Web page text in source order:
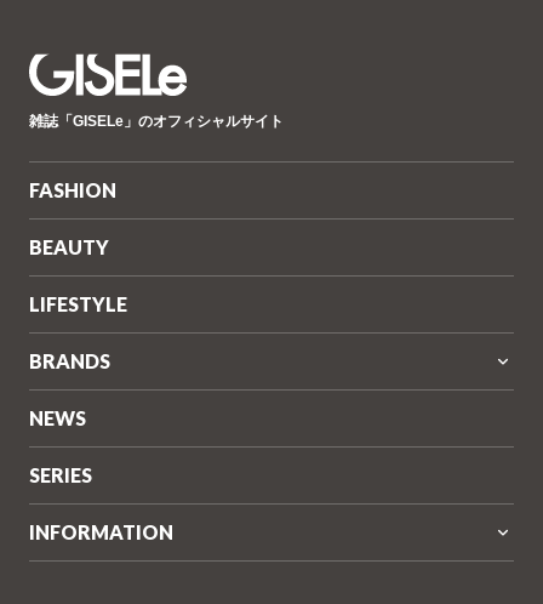
ゼ
雑誌「GISELe」のオフィシャルサイト
FASHION
BEAUTY
LIFESTYLE
BRANDS
NEWS
SERIES
INFORMATION